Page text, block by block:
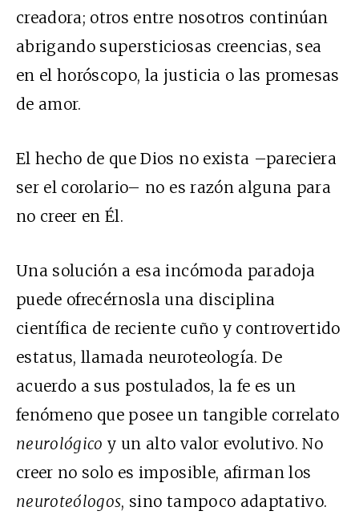
creadora; otros entre nosotros continúan
abrigando supersticiosas creencias, sea
en el horóscopo, la justicia o las promesas
de amor.
El hecho de que Dios no exista –pareciera
ser el corolario– no es razón alguna para
no creer en Él.
Una solución a esa incómoda paradoja
puede ofrecérnosla una disciplina
científica de reciente cuño y controvertido
estatus, llamada neuroteología. De
acuerdo a sus postulados, la fe es un
fenómeno que posee un tangible correlato
neurológico y un alto valor evolutivo. No
creer no solo es imposible, afirman los
neuroteólogos, sino tampoco adaptativo.